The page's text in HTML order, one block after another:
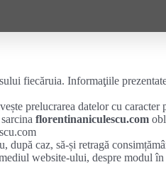
fiecăruia. Informaţiile
prelucrarea datelor cu caracter
florentinaniculescu.com
caz, să-și retragă
website-ului, despre modul